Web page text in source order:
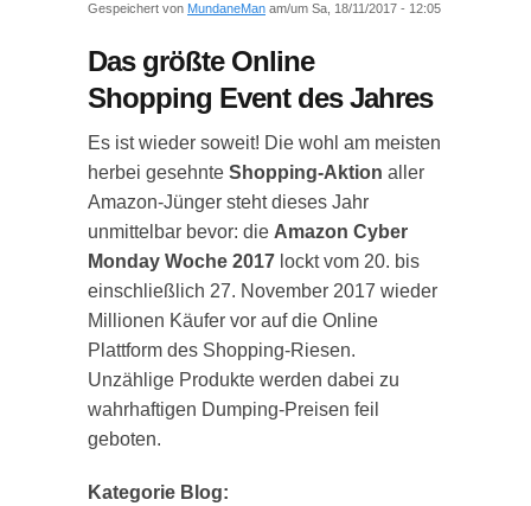
Gespeichert von MundaneMan am/um Sa, 18/11/2017 - 12:05
Das größte Online
Shopping Event des Jahres
Es ist wieder soweit! Die wohl am meisten
herbei gesehnte Shopping-Aktion aller
Amazon-Jünger steht dieses Jahr
unmittelbar bevor: die Amazon Cyber
Monday Woche 2017 lockt vom 20. bis
einschließlich 27. November 2017 wieder
Millionen Käufer vor auf die Online
Plattform des Shopping-Riesen.
Unzählige Produkte werden dabei zu
wahrhaftigen Dumping-Preisen feil
geboten.
Kategorie Blog: